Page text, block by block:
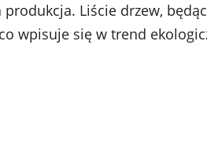
Liście drzew,
wpisuje się w trend